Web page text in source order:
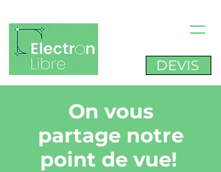
DEVIS
On vous
partage notre
point de vue!